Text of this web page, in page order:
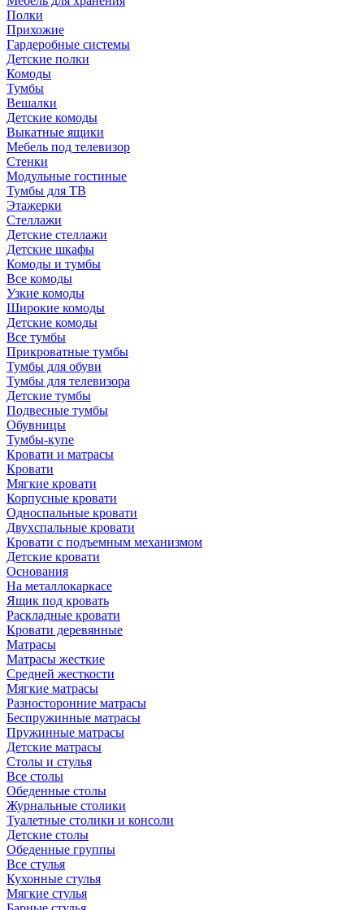
Полки
Прихожие
Гардеробные системы
Детские полки
Комоды
Тумбы
Вешалки
Детские комоды
Выкатные ящики
Мебель под телевизор
Стенки
Модульные гостиные
Тумбы для ТВ
Этажерки
Стеллажи
Детские стеллажи
Детские шкафы
Комоды и тумбы
Все комоды
Узкие комоды
Широкие комоды
Детские комоды
Все тумбы
Прикроватные тумбы
Тумбы для обуви
Тумбы для телевизора
Детские тумбы
Подвесные тумбы
Обувницы
Тумбы-купе
Кровати и матрасы
Кровати
Мягкие кровати
Корпусные кровати
Односпальные кровати
Двухспальные кровати
Кровати с подъемным механизмом
Детские кровати
Основания
На металлокаркасе
Ящик под кровать
Раскладные кровати
Кровати деревянные
Матрасы
Матрасы жесткие
Средней жесткости
Мягкие матрасы
Разносторонние матрасы
Беспружинные матрасы
Пружинные матрасы
Детские матрасы
Столы и стулья
Все столы
Обеденные столы
Журнальные столики
Туалетные столики и консоли
Детские столы
Обеденные группы
Все стулья
Кухонные стулья
Мягкие стулья